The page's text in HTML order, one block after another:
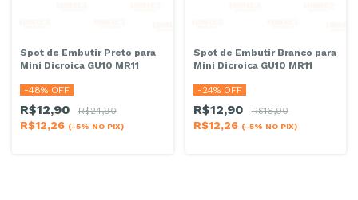
Spot de Embutir Preto para
Mini Dicroica GU10 MR11
-48% OFF
R$12,90 R$24,90
R$12,26 (-5% NO PIX)
Spot de Embutir Branco para
Mini Dicroica GU10 MR11
-24% OFF
R$12,90 R$16,90
R$12,26 (-5% NO PIX)